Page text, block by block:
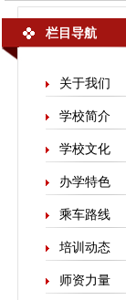
栏目导航
关于我们
学校简介
学校文化
办学特色
乘车路线
培训动态
师资力量